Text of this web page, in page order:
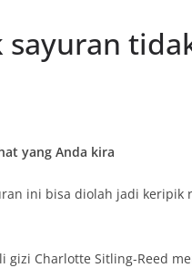
yang Anda kira
ini bisa diolah jadi keripik
Charlotte Sitling-Reed